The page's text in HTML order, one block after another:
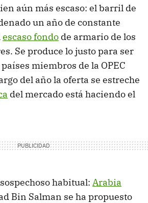
aún más escaso: el barril de
un año de constante
escaso fondo de armario de los
Se produce lo justo para ser
miembros de la OPEC
del año la oferta se estreche
del mercado está haciendo el
habitual: Arabia
Bin Salman se ha propuesto